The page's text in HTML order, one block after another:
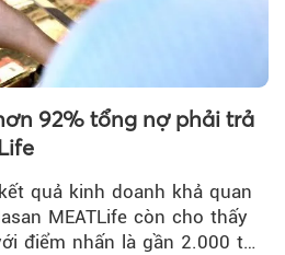
92% tổng nợ phải trả
quả kinh doanh khả quan
MEATLife còn cho thấy
điểm nhấn là gần 2.000 tỷ